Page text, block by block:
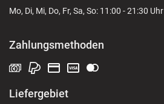
Mo, Di, Mi, Do, Fr, Sa, So: 11:00 - 21:30 Uhr
Zahlungsmethoden
Liefergebiet